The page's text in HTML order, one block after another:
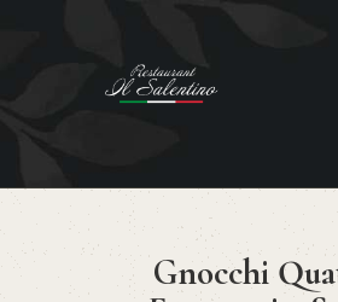
Gnocchi
ACCUEIL
MENU